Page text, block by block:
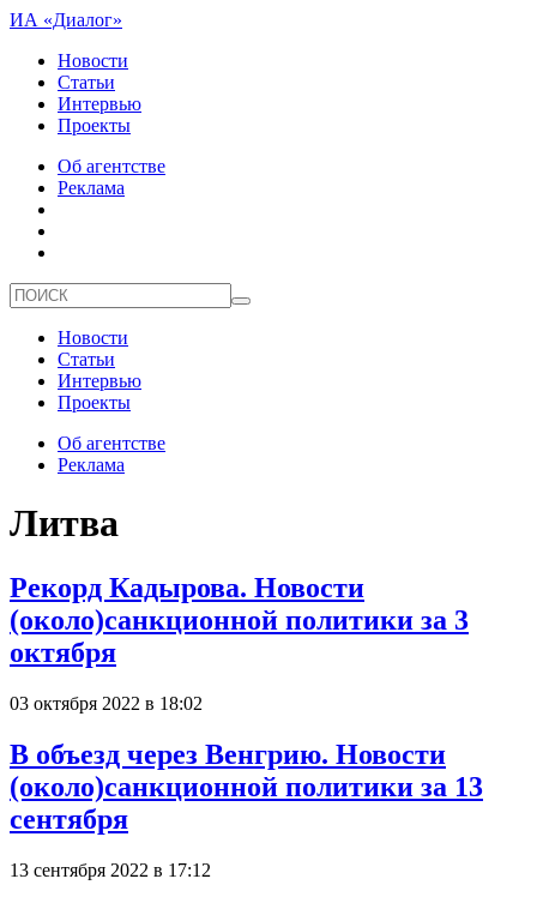
ИА «Диалог»
Новости
Статьи
Интервью
Проекты
Об агентстве
Реклама
Новости
Статьи
Интервью
Проекты
Об агентстве
Реклама
Литва
Рекорд Кадырова. Новости
(около)санкционной политики за 3
октября
03 октября 2022 в 18:02
В объезд через Венгрию. Новости
(около)санкционной политики за 13
сентября
13 сентября 2022 в 17:12